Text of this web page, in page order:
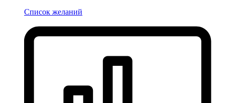
Список желаний